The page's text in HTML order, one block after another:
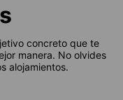
concreto que te
manera. No olvides
alojamientos.